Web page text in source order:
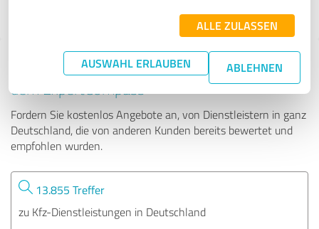
ALLE ZULASSEN
AUSWAHL ERLAUBEN ABLEHNEN
Tipp: Die passenden Experten finden - mit
dem ExpertCompass
Fordern Sie kostenlos Angebote an, von Dienstleistern in ganz
Deutschland, die von anderen Kunden bereits bewertet und
empfohlen wurden.
13.855 Treffer
zu Kfz-Dienstleistungen in Deutschland